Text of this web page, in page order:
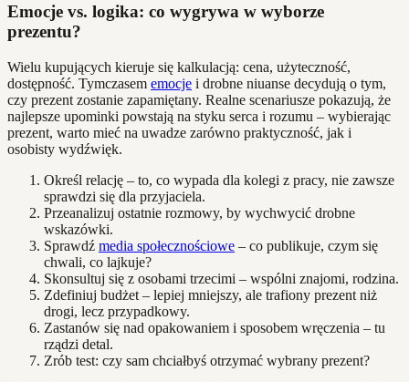
Emocje vs. logika: co wygrywa w wyborze
prezentu?
Wielu kupujących kieruje się kalkulacją: cena, użyteczność,
dostępność. Tymczasem emocje i drobne niuanse decydują o tym,
czy prezent zostanie zapamiętany. Realne scenariusze pokazują, że
najlepsze upominki powstają na styku serca i rozumu – wybierając
prezent, warto mieć na uwadze zarówno praktyczność, jak i
osobisty wydźwięk.
Określ relację – to, co wypada dla kolegi z pracy, nie zawsze
sprawdzi się dla przyjaciela.
Przeanalizuj ostatnie rozmowy, by wychwycić drobne
wskazówki.
Sprawdź media społecznościowe – co publikuje, czym się
chwali, co lajkuje?
Skonsultuj się z osobami trzecimi – wspólni znajomi, rodzina.
Zdefiniuj budżet – lepiej mniejszy, ale trafiony prezent niż
drogi, lecz przypadkowy.
Zastanów się nad opakowaniem i sposobem wręczenia – tu
rządzi detal.
Zrób test: czy sam chciałbyś otrzymać wybrany prezent?